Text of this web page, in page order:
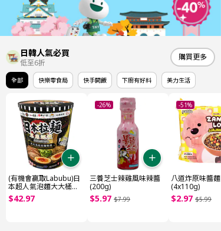
日韓人氣必買
低至6折
購買更多
全部 快樂零食局 快手開飯 下廚有好料 美力生活
(有機會贏取Labubu)日
本超人氣泡麵大大桶
(~1.85kg)
$42.97
-26%
三養芝士辣雞風味辣醬
(200g)
$5.97 $7.99
-51%
八道炸原味醬麵
(4x110g)
$2.97 $5.99